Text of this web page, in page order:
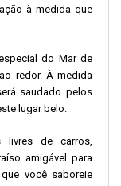
à medida que
do Mar de
redor. À medida
saudado pelos
lugar belo.
livres de carros,
amigável para
você saboreie